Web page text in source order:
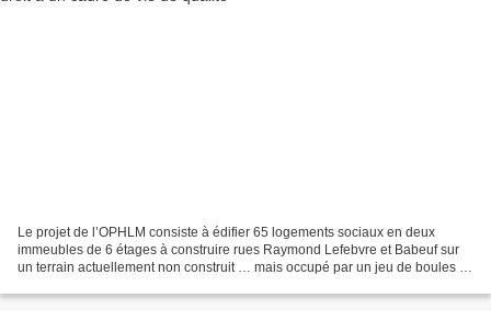
Le projet de l’OPHLM consiste à édifier 65 logements sociaux en deux
immeubles de 6 étages à construire rues Raymond Lefebvre et Babeuf sur
un terrain actuellement non construit … mais occupé par un jeu de boules et